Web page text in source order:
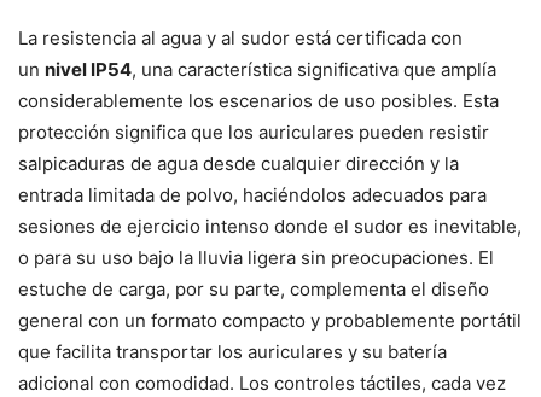
La resistencia al agua y al sudor está certificada con
un nivel IP54, una característica significativa que amplía
considerablemente los escenarios de uso posibles. Esta
protección significa que los auriculares pueden resistir
salpicaduras de agua desde cualquier dirección y la
entrada limitada de polvo, haciéndolos adecuados para
sesiones de ejercicio intenso donde el sudor es inevitable,
o para su uso bajo la lluvia ligera sin preocupaciones. El
estuche de carga, por su parte, complementa el diseño
general con un formato compacto y probablemente portátil
que facilita transportar los auriculares y su batería
adicional con comodidad. Los controles táctiles, cada vez